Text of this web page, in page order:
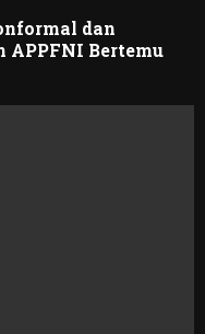
dan
APPFNI Bertemu